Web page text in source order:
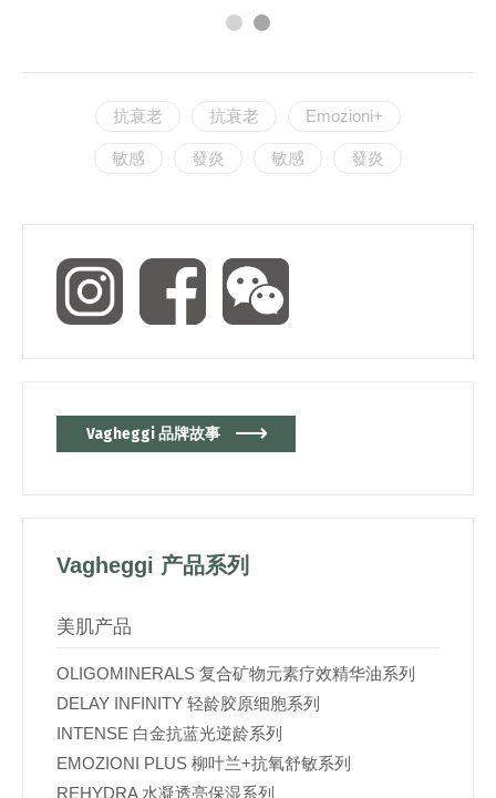
抗衰老 抗衰老 Emozioni+
敏感 發炎 敏感 發炎
Vagheggi 品牌故事
Vagheggi 产品系列
美肌产品
OLIGOMINERALS 复合矿物元素疗效精华油系列
DELAY INFINITY 轻龄胶原细胞系列
INTENSE 白金抗蓝光逆龄系列
EMOZIONI PLUS 柳叶兰+抗氧舒敏系列
REHYDRA 水凝透亮保湿系列